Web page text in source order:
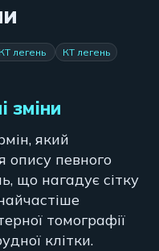
легень КТ легень
зміни
який
опису певного
що нагадує сітку
томографії
клітки.